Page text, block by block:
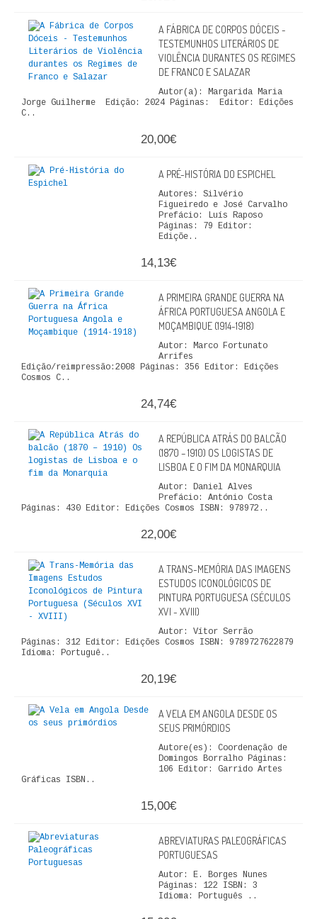
NOVA BIBLIOTECA COSMOS
POESIA E TEATRO
REVISTA DEDALUS
CIÊNCIA POLITICA
QUEM SOMOS
PROMOÇÕES
VER CARRINHO
A FÁBRICA DE CORPOS DÓCEIS -
TESTEMUNHOS LITERÁRIOS DE
VIOLÊNCIA DURANTES OS REGIMES
DE FRANCO E SALAZAR
Autor(a): Margarida Maria
Jorge Guilherme Edição: 2024 Páginas: Editor: Edições
C..
20,00€
A PRÉ-HISTÓRIA DO ESPICHEL
Autores: Silvério
Figueiredo e José Carvalho
Prefácio: Luís Raposo
Páginas: 79 Editor:
Ediçõe..
14,13€
A PRIMEIRA GRANDE GUERRA NA
ÁFRICA PORTUGUESA ANGOLA E
MOÇAMBIQUE (1914-1918)
Autor: Marco Fortunato
Arrifes
Edição/reimpressão:2008 Páginas: 356 Editor: Edições
Cosmos C..
24,74€
A REPÚBLICA ATRÁS DO BALCÃO
(1870 – 1910) OS LOGISTAS DE
LISBOA E O FIM DA MONARQUIA
Autor: Daniel Alves
Prefácio: António Costa
Páginas: 430 Editor: Edições Cosmos ISBN: 978972..
22,00€
A TRANS-MEMÓRIA DAS IMAGENS
ESTUDOS ICONOLÓGICOS DE
PINTURA PORTUGUESA (SÉCULOS
XVI - XVIII)
Autor: Vítor Serrão
Páginas: 312 Editor: Edições Cosmos ISBN: 9789727622879
Idioma: Portuguê..
20,19€
A VELA EM ANGOLA DESDE OS
SEUS PRIMÓRDIOS
Autore(es): Coordenação de
Domingos Borralho Páginas:
106 Editor: Garrido Artes
Gráficas ISBN..
15,00€
ABREVIATURAS PALEOGRÁFICAS
PORTUGUESAS
Autor: E. Borges Nunes
Páginas: 122 ISBN: 3
Idioma: Português ..